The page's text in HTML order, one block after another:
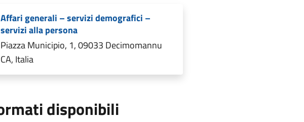
Affari generali – servizi demografici –
servizi alla persona
Piazza Municipio, 1, 09033 Decimomannu
CA, Italia
disponibili